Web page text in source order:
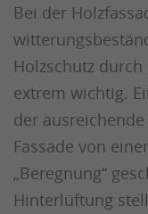
Bei der
Holzschutz
extrem wichtig.
der
Fassade von
„Beregnung“
Hinterlüftung